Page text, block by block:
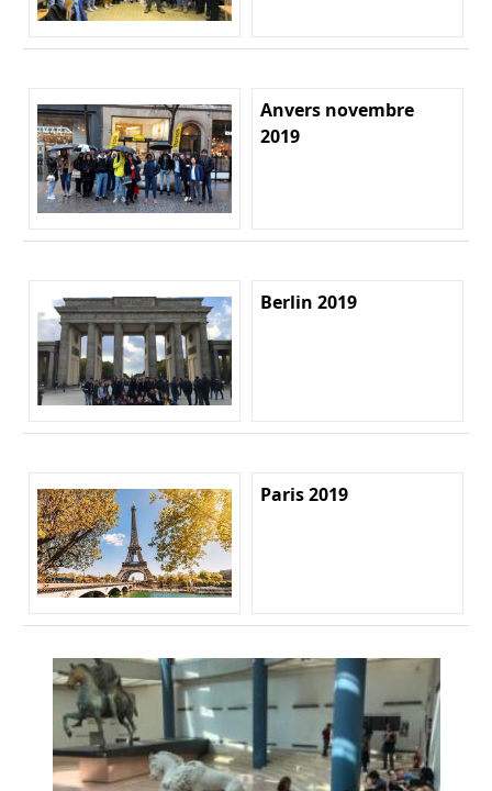
Anvers novembre
2019
Berlin 2019
Paris 2019